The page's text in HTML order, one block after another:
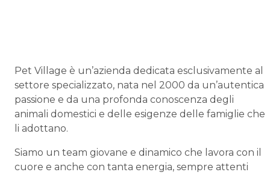
Pet Village è un’azienda dedicata esclusivamente al
settore specializzato, nata nel 2000 da un’autentica
passione e da una profonda conoscenza degli
animali domestici e delle esigenze delle famiglie che
li adottano.
Siamo un team giovane e dinamico che lavora con il
cuore e anche con tanta energia, sempre attenti